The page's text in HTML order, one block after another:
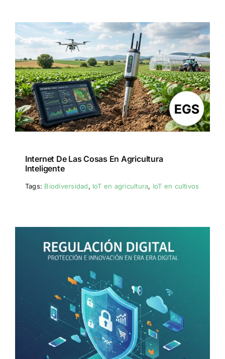
Internet De Las Cosas En Agricultura
Inteligente
Tags: Biodiversidad, IoT en agricultura, IoT en cultivos